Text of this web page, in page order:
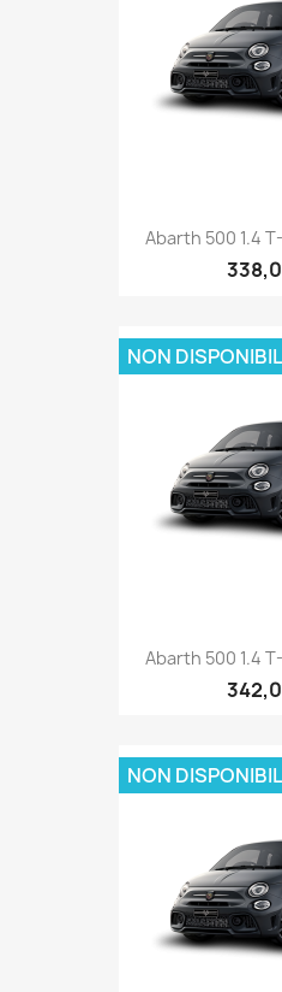
Abarth 500 1.4
Abarth 500 1.4
NON
NON